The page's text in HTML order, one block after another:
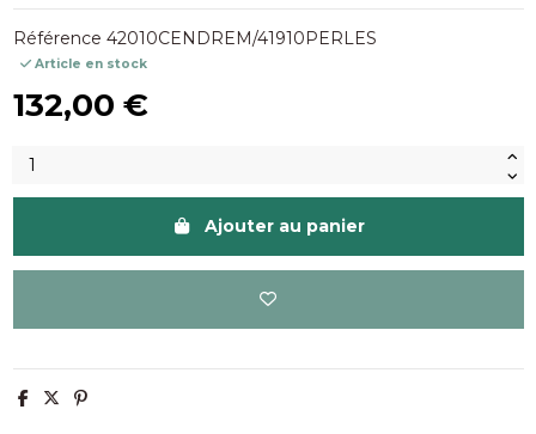
Référence 42010CENDREM/41910PERLES
Article en stock
132,00 €
Ajouter au panier